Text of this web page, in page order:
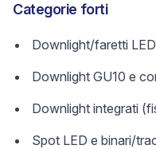
Categorie forti
Downlight/faretti
Downlight GU10 e
Downlight integrati
Spot LED e binari/